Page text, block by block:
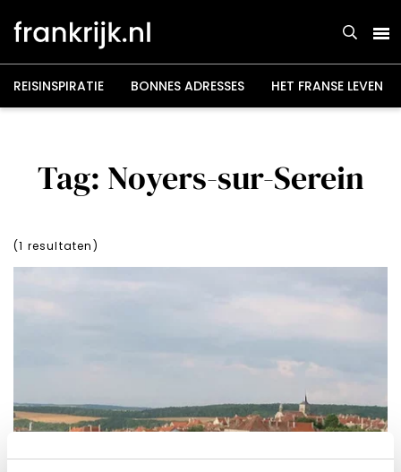
naar
inhoud
REISINSPIRATIE BONNES ADRESSES HET FRANSE LEVEN
Tag: Noyers-sur-Serein
(1 resultaten)